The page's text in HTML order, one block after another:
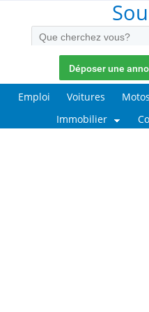
Déposer une
Emploi Voitures Motos
Immobilier